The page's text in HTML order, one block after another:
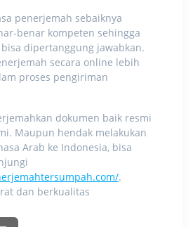
penerjemah sebaiknya
benar kompeten sehingga
dipertanggung jawabkan.
secara online lebih
proses pengiriman
dokumen baik resmi
Maupun hendak melakukan
Arab ke Indonesia, bisa
.
dan berkualitas